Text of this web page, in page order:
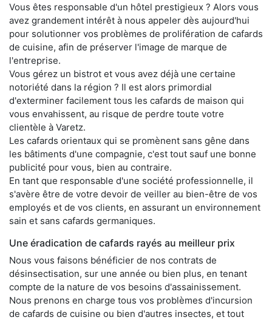
Vous êtes responsable d'un hôtel prestigieux ? Alors vous
avez grandement intérêt à nous appeler dès aujourd'hui
pour solutionner vos problèmes de prolifération de cafards
de cuisine, afin de préserver l'image de marque de
l'entreprise.
Vous gérez un bistrot et vous avez déjà une certaine
notoriété dans la région ? Il est alors primordial
d'exterminer facilement tous les cafards de maison qui
vous envahissent, au risque de perdre toute votre
clientèle à Varetz.
Les cafards orientaux qui se promènent sans gêne dans
les bâtiments d'une compagnie, c'est tout sauf une bonne
publicité pour vous, bien au contraire.
En tant que responsable d'une société professionnelle, il
s'avère être de votre devoir de veiller au bien-être de vos
employés et de vos clients, en assurant un environnement
sain et sans cafards germaniques.
Une éradication de cafards rayés au meilleur prix
Nous vous faisons bénéficier de nos contrats de
désinsectisation, sur une année ou bien plus, en tenant
compte de la nature de vos besoins d'assainissement.
Nous prenons en charge tous vos problèmes d'incursion
de cafards de cuisine ou bien d'autres insectes, et tout